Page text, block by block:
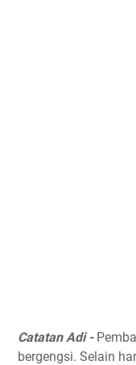
Catatan Adi -
bergengsi. Selain